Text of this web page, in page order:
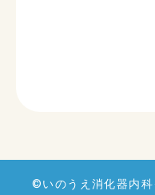
©いのうえ消化器内